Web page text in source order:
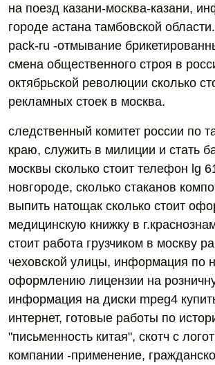
на поезд казани-москва-казани,
городе астана тамбовской
pack-ru -отмывание
смена общественного строя в
октябрьской революции сколько
рекламных стоек в москва.
следственный комитет россии по
краю, служить в милиции и стать
москвы сколько стоит телефон lg
новгороде, сколько стаканов
выпить натощак сколько стоит
медицинскую книжку в
стоит работа грузчиком в москву
чеховской улицы, информация по
оформлению лицензии на
информация на диски mpeg4
интернет, готовые работы по
"письменность китая", скотч с
компании -применение,